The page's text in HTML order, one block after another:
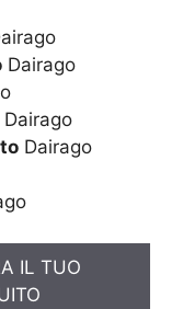
Dairago
Dairago
Dairago
IL TUO